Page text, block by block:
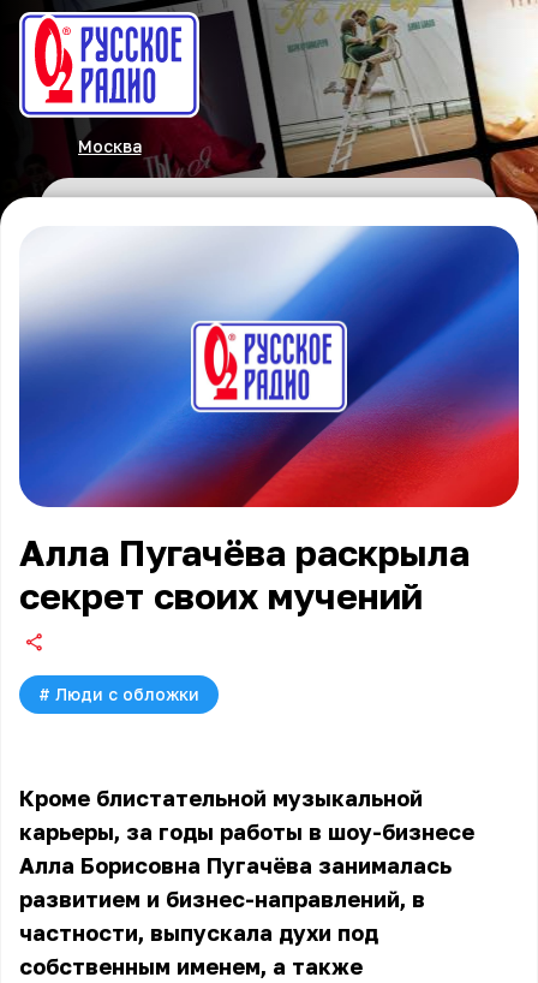
Москва
Алла Пугачёва раскрыла
секрет своих мучений
# Люди с обложки
Кроме блистательной музыкальной
карьеры, за годы работы в шоу-бизнесе
Алла Борисовна Пугачёва занималась
развитием и бизнес-направлений, в
частности, выпускала духи под
собственным именем, а также